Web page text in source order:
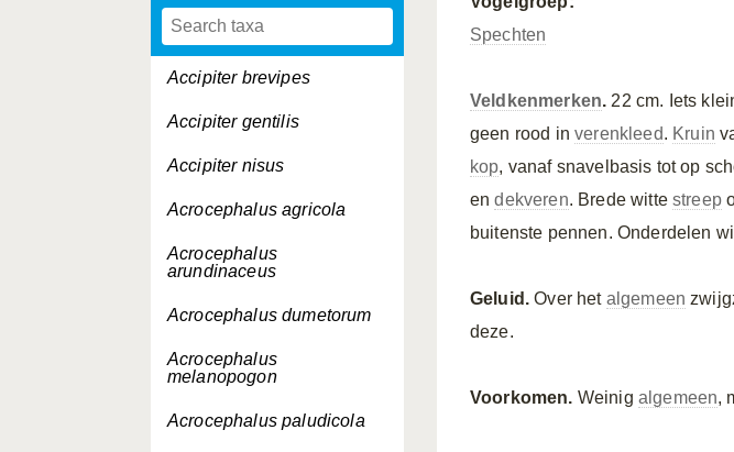
Accipiter brevipes
Accipiter gentilis
Accipiter nisus
Acrocephalus agricola
Acrocephalus
arundinaceus
Acrocephalus dumetorum
Acrocephalus
melanopogon
Acrocephalus paludicola
Spechten
Veldkenmerken. 22 cm. Iets
geen rood inverenkleed. Kruin
kop, vanaf snavelbasis tot op
endekveren. Brede wittestreep
buitenste pennen. Onderdelen
Geluid. Over het algemeen
deze.
Voorkomen. Weinig algemeen,